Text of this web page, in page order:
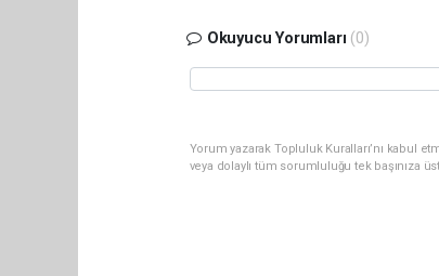
Okuyucu Yorumları (0)
Yorum yazarak Topluluk Kuralları’nı kabul
veya dolaylı tüm sorumluluğu tek başınıza